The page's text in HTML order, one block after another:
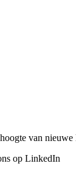
van
op LinkedIn